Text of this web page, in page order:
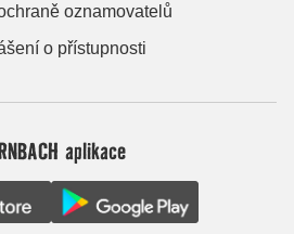
oznamovatelů
o přístupnosti
aplikace